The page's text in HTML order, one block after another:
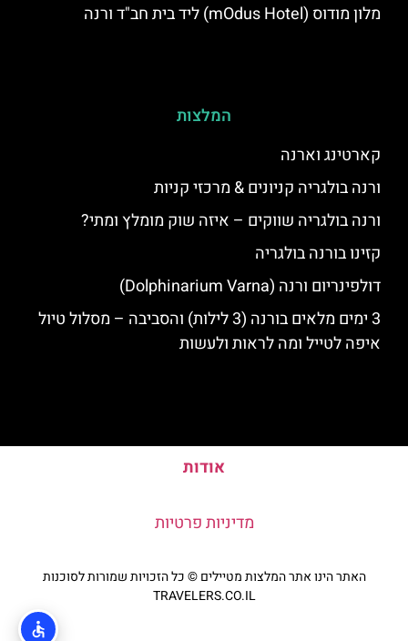
מלון מודוס (mOdus Hotel) ליד בית חב"ד ורנה
המלצות
קארטינג וארנה
ורנה בולגריה קניונים & מרכזי קניות
ורנה בולגריה שווקים – איזה שוק מומלץ ומתי?
קזינו בורנה בולגריה
דולפינריום ורנה (Dolphinarium Varna)
3 ימים מלאים בורנה (3 לילות) והסביבה – מסלול טיול
איפה לטייל ומה לראות ולעשות
אודות
מדיניות פרטיות
האתר הינו אתר המלצות מטיילים © כל הזכויות שמורות לסוכנות
TRAVELERS.CO.IL